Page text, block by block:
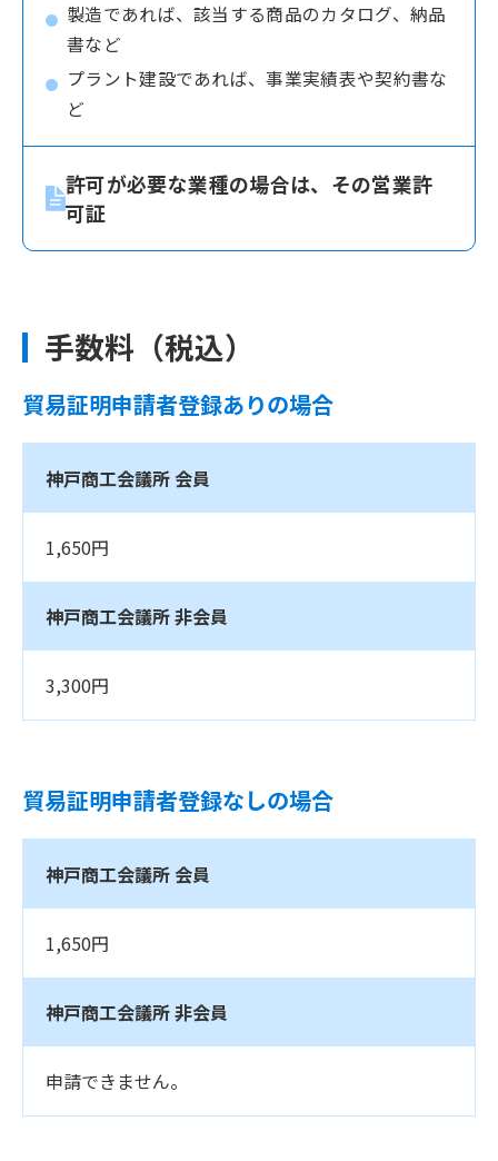
製造であれば、該当する商品のカタログ、納品
書など
プラント建設であれば、事業実績表や契約書な
ど
許可が必要な業種の場合は、その営業許
可証
手数料（税込）
貿易証明申請者登録ありの場合
神戸商工会議所 会員
1,650円
神戸商工会議所 非会員
3,300円
貿易証明申請者登録なしの場合
神戸商工会議所 会員
1,650円
神戸商工会議所 非会員
申請できません。